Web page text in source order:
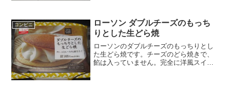
コンビニ
ローソン ダブルチーズのもっち
りとした生どら焼
ローソンのダブルチーズのもっちりとし
た生どら焼です。チーズのどら焼きで、
餡は入っていません。完全に洋風スイー